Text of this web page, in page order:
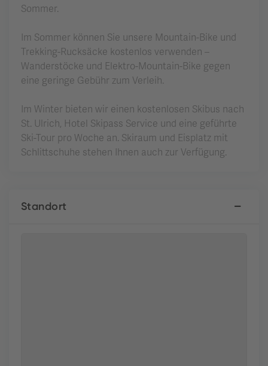
Sommer.
Im Sommer können Sie unsere Mountain-Bike und
Trekking-Rucksäcke kostenlos verwenden –
Wanderstöcke und Elektro-Mountain-Bike gegen
eine geringe Gebühr zum Verleih.
Im Winter bieten wir einen kostenlosen Skibus nach
St. Ulrich, Hotel Skipass Service und eine geführte
Ski-Tour pro Woche an. Skiraum und Eisplatz mit
Schlittschuhe stehen Ihnen auch zur Verfügung.
Standort